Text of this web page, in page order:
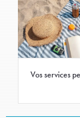
Vos services